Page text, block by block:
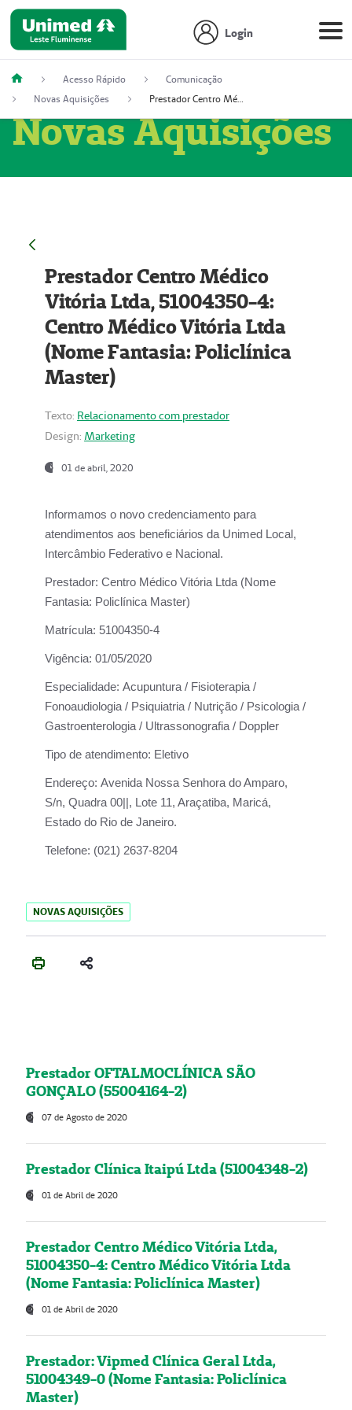
Login
Acesso Rápido
Comunicação
Novas Aquisições
Prestador Centro Médico Vitória Ltda, 51004350-4: Centro Médico Vitória Ltda (Nome Fantasia: Policlínica Master)
Novas Aquisições
Prestador Centro Médico
Vitória Ltda, 51004350-4:
Centro Médico Vitória Ltda
(Nome Fantasia: Policlínica
Master)
Texto: Relacionamento com prestador
Design: Marketing
01 de abril, 2020
Informamos o novo credenciamento para
atendimentos aos beneficiários da Unimed Local,
Intercâmbio Federativo e Nacional.
Prestador: Centro Médico Vitória Ltda (Nome
Fantasia: Policlínica Master)
Matrícula: 51004350-4
Vigência: 01/05/2020
Especialidade: Acupuntura / Fisioterapia /
Fonoaudiologia / Psiquiatria / Nutrição / Psicologia /
Gastroenterologia / Ultrassonografia / Doppler
Tipo de atendimento: Eletivo
Endereço: Avenida Nossa Senhora do Amparo,
S/n, Quadra 00||, Lote 11, Araçatiba, Maricá,
Estado do Rio de Janeiro.
Telefone: (021) 2637-8204
NOVAS AQUISIÇÕES
Prestador OFTALMOCLÍNICA SÃO
GONÇALO (55004164-2)
07 de Agosto de 2020
Prestador Clínica Itaipú Ltda (51004348-2)
01 de Abril de 2020
Prestador Centro Médico Vitória Ltda,
51004350-4: Centro Médico Vitória Ltda
(Nome Fantasia: Policlínica Master)
01 de Abril de 2020
Prestador: Vipmed Clínica Geral Ltda,
51004349-0 (Nome Fantasia: Policlínica
Master)